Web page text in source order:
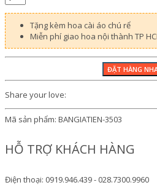
Tặng kèm hoa cài áo chú rể
Miễn phí giao hoa nội thành TP
Share your love:
Mã sản phẩm: BANGIATIEN-3503
HỖ TRỢ KHÁCH HÀNG
Điện thoại: 0919.946.439 - 028.7300.9960